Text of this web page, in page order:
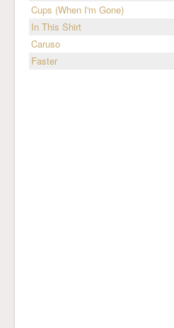
Cups (When I'm Gone)
In This Shirt
Caruso
Faster